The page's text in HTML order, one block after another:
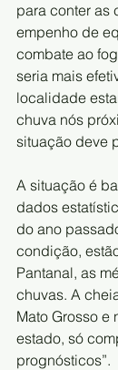
para conter as
empenho de
combate ao
seria mais
localidade
chuva nós
situação deve
A situação é
dados
do ano
condição,
Pantanal, as
chuvas. A
Mato Grosso e
estado, só
prognósticos”.